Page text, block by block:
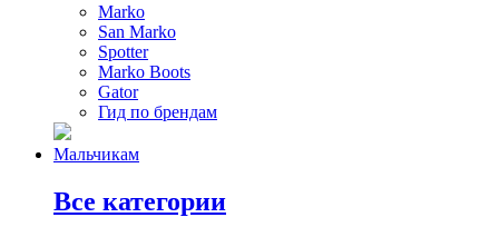
Marko
San Marko
Spotter
Marko Boots
Gator
Гид по брендам
Мальчикам
Все категории